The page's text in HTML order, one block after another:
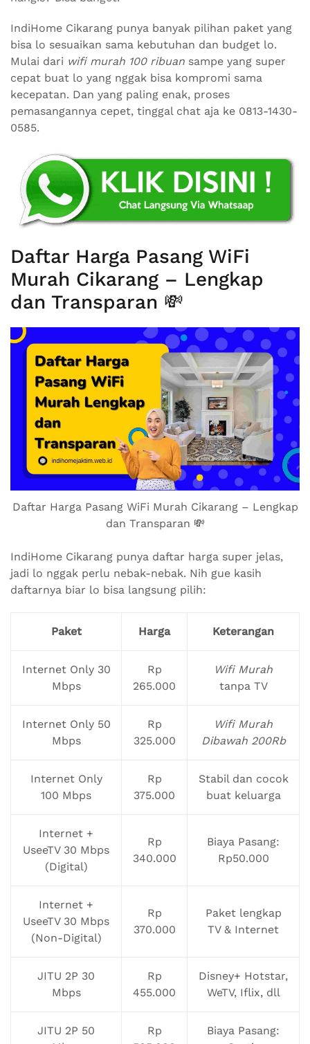
IndiHome Cikarang punya banyak pilihan paket yang
bisa lo sesuaikan sama kebutuhan dan budget lo.
Mulai dari wifi murah 100 ribuan sampe yang super
cepat buat lo yang nggak bisa kompromi sama
kecepatan. Dan yang paling enak, proses
pemasangannya cepet, tinggal chat aja ke 0813-1430-
0585.
Daftar Harga Pasang WiFi
Murah Cikarang – Lengkap
dan Transparan 💸
Daftar Harga Pasang WiFi Murah Cikarang – Lengkap
dan Transparan 💸
IndiHome Cikarang punya daftar harga super jelas,
jadi lo nggak perlu nebak-nebak. Nih gue kasih
daftarnya biar lo bisa langsung pilih:
Paket Harga Keterangan
Internet Only 30
Mbps
Rp
265.000
Wifi Murah
tanpa TV
Internet Only 50
Mbps
Rp
325.000
Wifi Murah
Dibawah 200Rb
Internet Only
100 Mbps
Rp
375.000
Stabil dan cocok
buat keluarga
Internet +
UseeTV 30 Mbps
(Digital)
Rp
340.000
Biaya Pasang:
Rp50.000
Internet +
UseeTV 30 Mbps
(Non-Digital)
Rp
370.000
Paket lengkap
TV & Internet
JITU 2P 30
Mbps
Rp
455.000
Disney+ Hotstar,
WeTV, Iflix, dll
JITU 2P 50
Rp
Biaya Pasang: